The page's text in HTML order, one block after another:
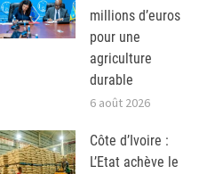
millions d’euros
pour une
agriculture
durable
6 août 2026
Côte d’Ivoire :
L’Etat achève le